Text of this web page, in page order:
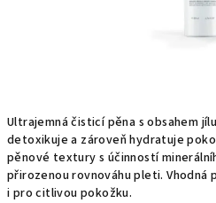
Ultrajemná čisticí pěna s obsahem
detoxikuje a zároveň hydratuje
pěnové textury s účinností
přirozenou rovnováhu pleti.
i pro citlivou pokožku.